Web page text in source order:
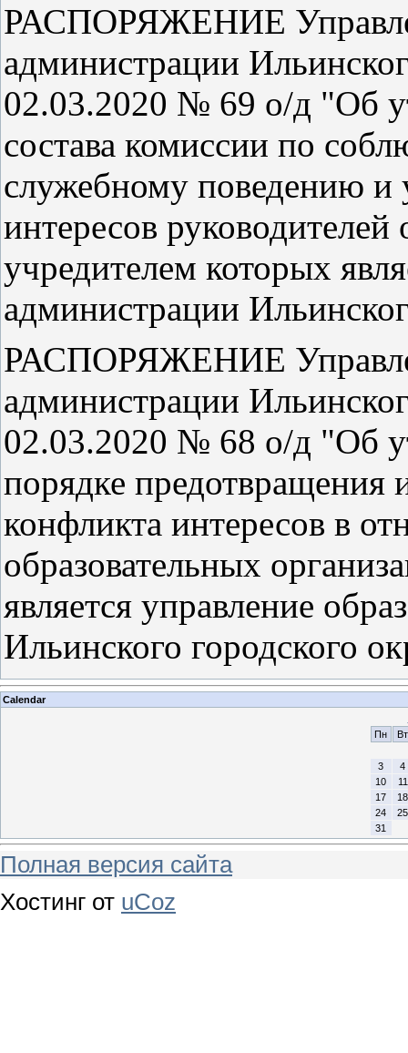
РАСПОРЯЖЕНИЕ
администрации
02.03.2020 № 69 о/д "Об
состава комиссии по
служебному поведению и
интересов
учредителем которых
администрации
РАСПОРЯЖЕНИЕ
администрации
02.03.2020 № 68 о/д "Об
порядке предотвращения
конфликта интересов в
образовательных
является управление
Ильинского городского
Calendar
Пн
Вт
3
4
10
11
17
18
24
25
31
Полная версия сайта
Хостинг от uCoz